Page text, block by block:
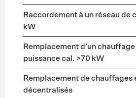
Raccordement à un réseau de
kW
Remplacement d’un chauffage
puissance cal. >70 kW
Remplacement de chauffages
décentralisés